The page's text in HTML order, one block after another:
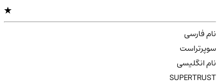
نام فارسی
سوپرتراست
نام انگلیسی
SUPERTRUST